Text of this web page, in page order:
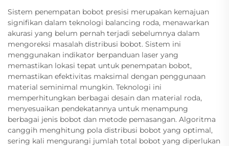
Sistem penempatan bobot presisi merupakan kemajuan
signifikan dalam teknologi balancing roda, menawarkan
akurasi yang belum pernah terjadi sebelumnya dalam
mengoreksi masalah distribusi bobot. Sistem ini
menggunakan indikator berpanduan laser yang
memastikan lokasi tepat untuk penempatan bobot,
memastikan efektivitas maksimal dengan penggunaan
material seminimal mungkin. Teknologi ini
memperhitungkan berbagai desain dan material roda,
menyesuaikan pendekatannya untuk menampung
berbagai jenis bobot dan metode pemasangan. Algoritma
canggih menghitung pola distribusi bobot yang optimal,
sering kali mengurangi jumlah total bobot yang diperlukan